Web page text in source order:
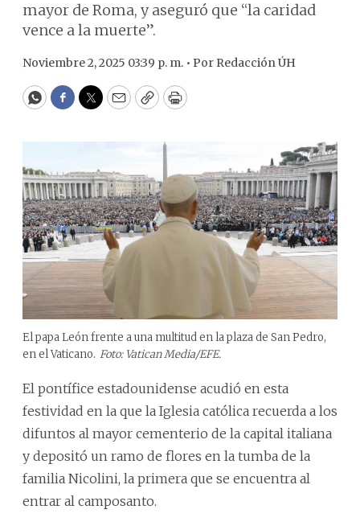
mayor de Roma, y aseguró que “la caridad
vence a la muerte”.
Noviembre 2, 2025 03:39 p. m. • Por Redacción ÚH
WhatsApp
Facebook
Twitter
EmailCopyPrint
El papa León frente a una multitud en la plaza de San Pedro,
en el Vaticano. Foto: Vatican Media/EFE.
El pontífice estadounidense acudió en esta
festividad en la que la Iglesia católica recuerda a los
difuntos al mayor cementerio de la capital italiana
y depositó un ramo de flores en la tumba de la
familia Nicolini, la primera que se encuentra al
entrar al camposanto.